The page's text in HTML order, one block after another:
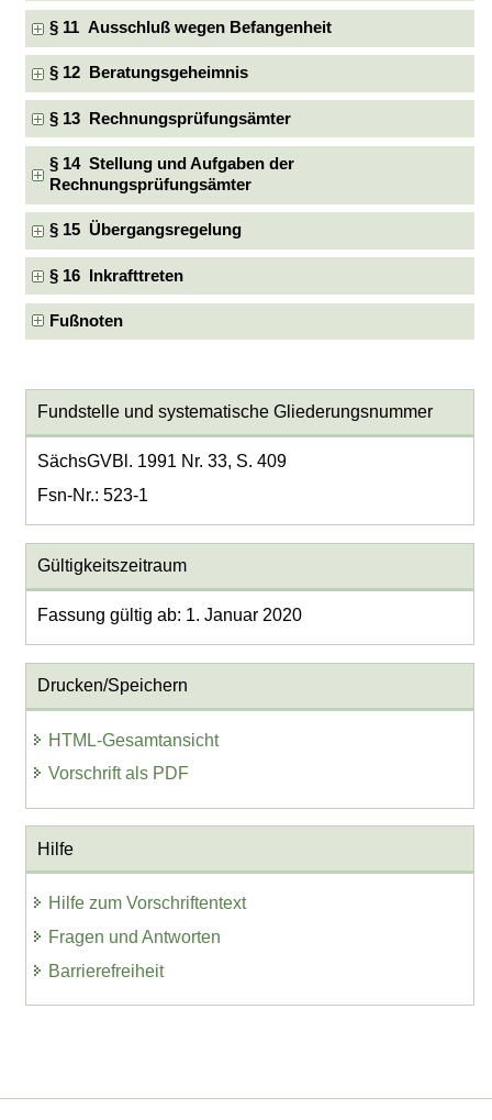
§ 11 Ausschluß wegen Befangenheit
§ 12 Beratungsgeheimnis
§ 13 Rechnungsprüfungsämter
§ 14 Stellung und Aufgaben der
Rechnungsprüfungsämter
§ 15 Übergangsregelung
§ 16 Inkrafttreten
Fußnoten
Fundstelle und systematische Gliederungsnummer
SächsGVBl. 1991 Nr. 33, S. 409
Fsn-Nr.: 523-1
Gültigkeitszeitraum
Fassung gültig ab: 1. Januar 2020
Drucken/Speichern
HTML-Gesamtansicht
Vorschrift als PDF
Hilfe
Hilfe zum Vorschriftentext
Fragen und Antworten
Barrierefreiheit